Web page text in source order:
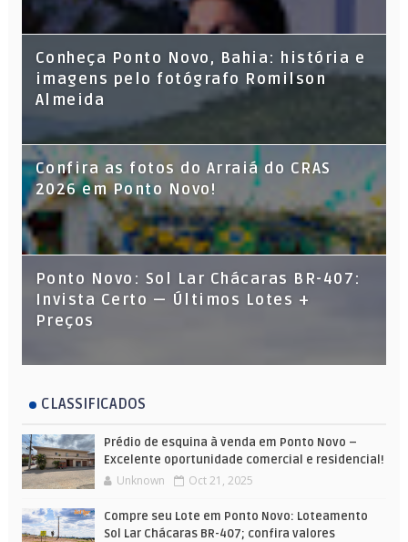
Conheça Ponto Novo, Bahia: história e
imagens pelo fotógrafo Romilson
Almeida
Confira as fotos do Arraiá do CRAS
2026 em Ponto Novo!
Ponto Novo: Sol Lar Chácaras BR-407:
Invista Certo — Últimos Lotes +
Preços
CLASSIFICADOS
Prédio de esquina à venda em Ponto Novo –
Excelente oportunidade comercial e residencial!
Unknown Oct 21, 2025
Compre seu Lote em Ponto Novo: Loteamento
Sol Lar Chácaras BR-407; confira valores